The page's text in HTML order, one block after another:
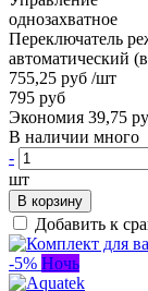
однозахватное
Переключатель
автоматический
755,25 руб /шт
795 руб
Экономия 39,75
В наличии много
-
шт
В корзину
Добавить к
-5% Ночь